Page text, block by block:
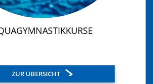
ZUR ÜBERSICHT